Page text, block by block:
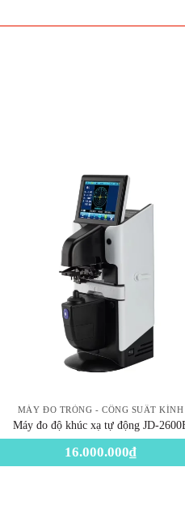
MÁY ĐO TRÒNG - CÔNG SUẤT KÍNH
Máy đo độ khúc xạ tự động JD-
16.000.000₫